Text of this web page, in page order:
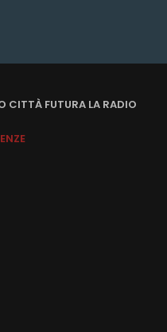
FUTURA LA RADIO